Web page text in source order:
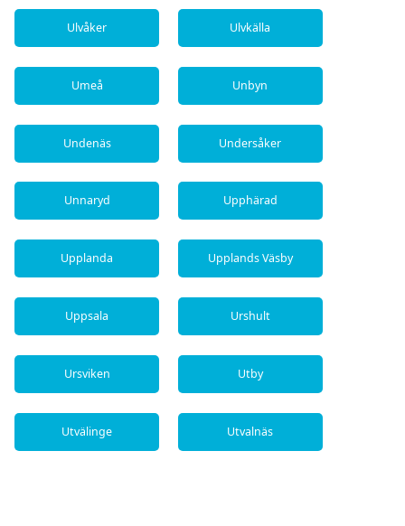
Ulvåker Ulvkälla
Umeå Unbyn
Undenäs Undersåker
Unnaryd Upphärad
Upplanda Upplands Väsby
Uppsala Urshult
Ursviken Utby
Utvälinge Utvalnäs